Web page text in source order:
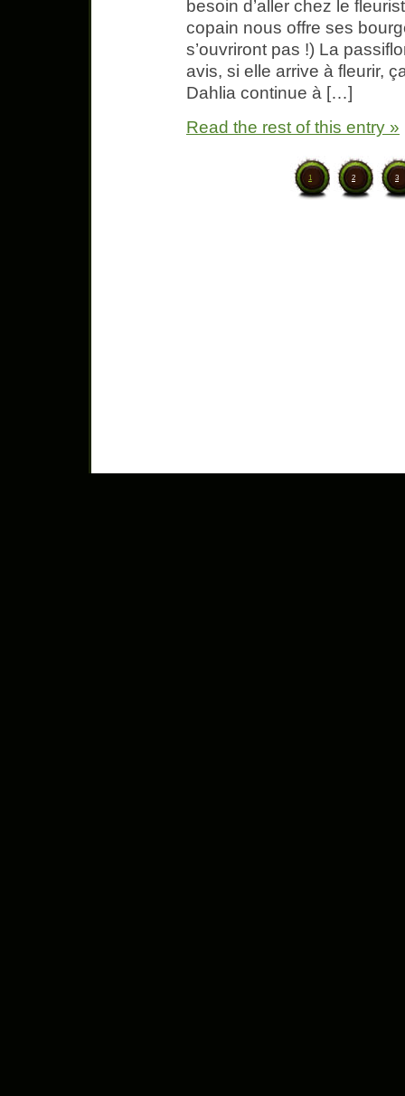
besoin d’aller chez le
copain nous offre ses
s’ouvriront pas !) La
avis, si elle arrive à fleurir,
Dahlia continue à […]
Read the rest of this entry »
1 2 3